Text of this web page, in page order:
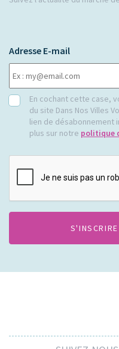
Adresse E-mail
RGPDEn cochant cette case,
du site Dans Nos Villes
lien de désabonnement
plus sur notre politique
CAPTCHA